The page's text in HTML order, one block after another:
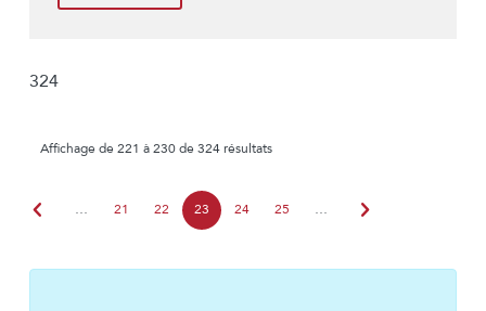
324
Affichage de 221 à 230 de 324 résultats
chevron_left … 21 22 23 24 25 … chevron_right